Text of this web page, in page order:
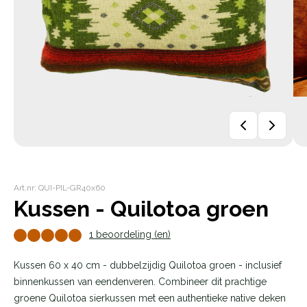
Art.nr: QUI-PIL-GR40x60
Kussen - Quilotoa groen
1 beoordeling (en)
Kussen 60 x 40 cm - dubbelzijdig Quilotoa groen - inclusief
binnenkussen van eendenveren. Combineer dit prachtige
groene Quilotoa sierkussen met een authentieke native deken